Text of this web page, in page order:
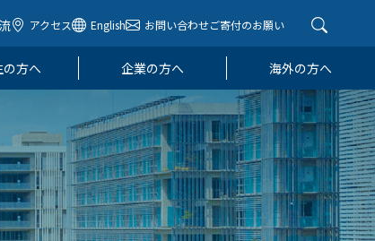
アクセス English お問い合わせご寄付のお願い
方へ 企業の方へ 海外の方へ